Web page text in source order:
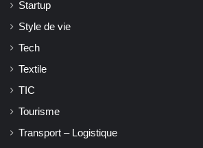
Startup
Style de vie
Tech
Textile
TIC
Tourisme
Transport – Logistique